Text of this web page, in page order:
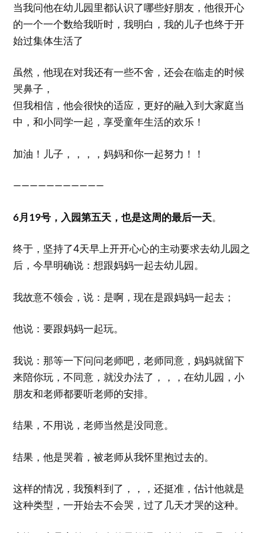
当我问他在幼儿园里都认识了哪些好朋友，他很开心
的一个一个数给我听时，我明白，我的儿子也终于开
始过集体生活了
虽然，他现在对我还有一些不舍，还会在临走的时候
哭鼻子，
但我相信，他会很快的适应，更好的融入到大家庭当
中，和小同学一起，享受童年生活的欢乐！
加油！儿子，，，，妈妈和你一起努力！！
———————————
6月19号，入园第五天，也是这周的最后一天。
终于，坚持了4天早上开开心心的主动要求去幼儿园之
后，今早明确说：想跟妈妈一起去幼儿园。
我故意不领会，说：是啊，现在是跟妈妈一起去；
他说：要跟妈妈一起玩。
我说：那等一下问问老师吧，老师同意，妈妈就留下
来陪你玩，不同意，就没办法了，，，在幼儿园，小
朋友和老师都要听老师的安排。
结果，不用说，老师当然是没同意。
结果，他是哭着，被老师从我怀里抱过去的。
这样的情况，我预料到了，，，还挺准，估计他就是
这种类型，一开始去不会哭，过了几天才哭的这种。